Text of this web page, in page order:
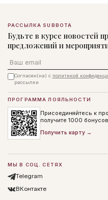
РАССЫЛКА SUBBOTA
Будьте в курсе новостей
предложений и
Email
Согласен(на) с политикой
рассылки
ПРОГРАММА ЛОЯЛЬНОСТИ
Присоединяйтесь к
получите 1000
Получить карту →
МЫ В СОЦ. СЕТЯХ
Telegram
ВКонтакте